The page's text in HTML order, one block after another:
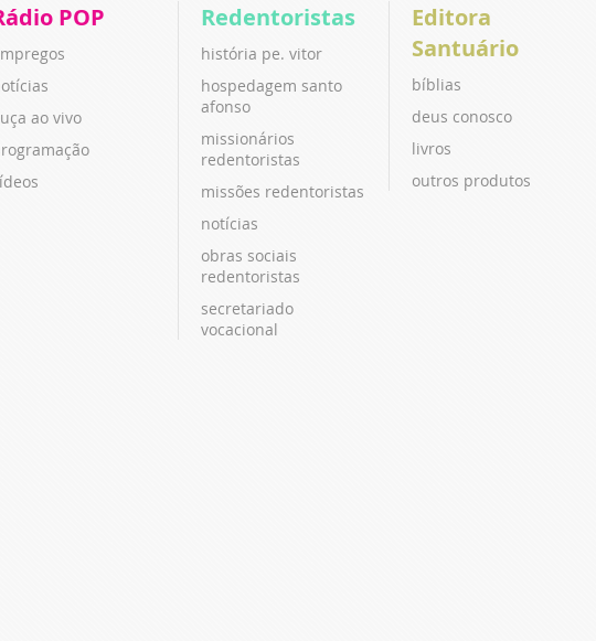
POP
ao vivo
Redentoristas
história pe. vitor
hospedagem santo
afonso
missionários
redentoristas
missões redentoristas
notícias
obras sociais
redentoristas
secretariado
vocacional
Editora
Santuário
bíblias
deus conosco
livros
outros produtos